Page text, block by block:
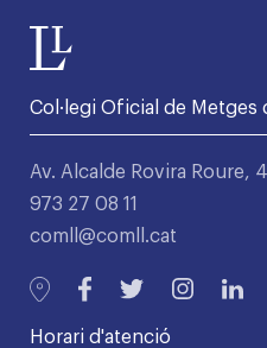
Col·legi Oficial de Metges
Av. Alcalde Rovira Roure,
973 27 08 11
comll@comll.cat
Horari d'atenció